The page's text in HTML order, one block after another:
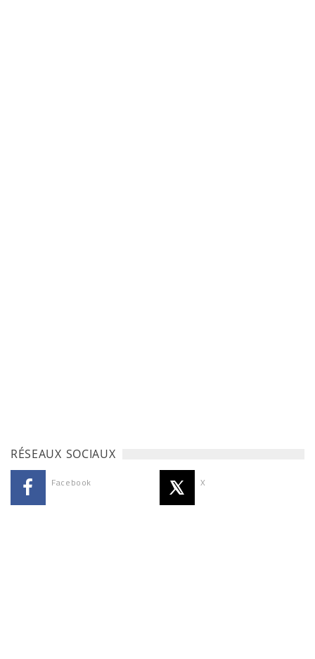
RÉSEAUX SOCIAUX
Facebook X